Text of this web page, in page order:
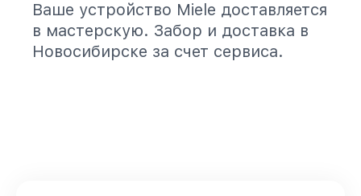
Ваше устройство Miele доставляется
в мастерскую. Забор и доставка в
Новосибирске за счет сервиса.